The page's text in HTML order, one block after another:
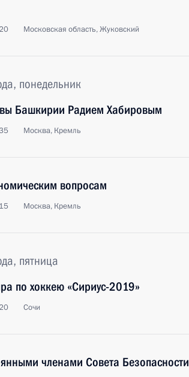
Московская область, Жуковский
понедельник
Башкирии Радием Хабировым
Москва, Кремль
вопросам
Москва, Кремль
пятница
по хоккею «Сириус-2019»
Сочи
членами Совета Безопасности